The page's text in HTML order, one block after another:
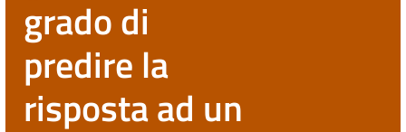
grado di
predire la
risposta ad un